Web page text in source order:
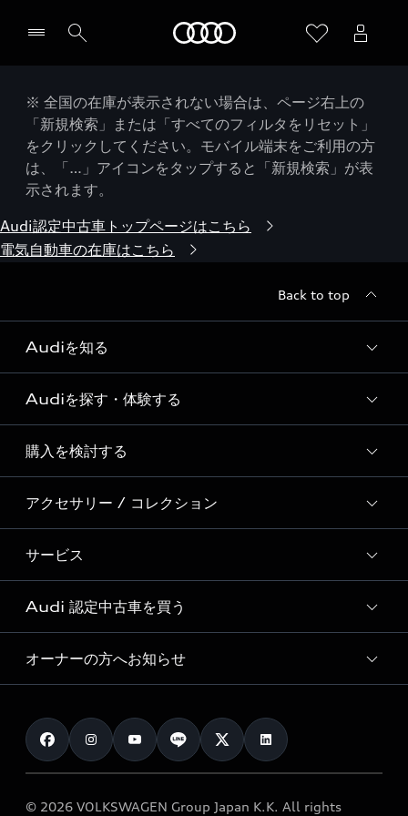
※ 全国の在庫が表示されない場合は、ページ右上の
「新規検索」または「すべてのフィルタをリセット」
をクリックしてください。モバイル端末をご利用の方
は、「…」アイコンをタップすると「新規検索」が表
示されます。
Audi認定中古車トップページはこちら
電気自動車の在庫はこちら
Back to top
Audiを知る
Audi ブランド
Story of Progress
Audi Sport
Formula 1®
デジタルサービス
Audiを探す・体験する
ディーラー検索
新車在庫検索
試乗車・展示車検索
見積り依頼
試乗予約
購入を検討する
モデル一覧
特別仕様モデル / 限定モデル
e-tronラインアップ
価格シミュレーション
車両比較
カタログ一覧
アクセサリー / コレクション
純正アクセサリー
オンラインショップ
Audi collection
アウディナビアプリ
サービス
サービス入庫予約
サービスプログラム
メンテナンス
車検 / 定期点検
e-tronアフターサポート
Audi 認定中古車を買う
Audi認定中古車
クオリティ
保証
メンテナンス
オーナーの方へお知らせ
お知らせ
オーナー様向けキャンペーン
© 2026 VOLKSWAGEN Group Japan K.K. All rights